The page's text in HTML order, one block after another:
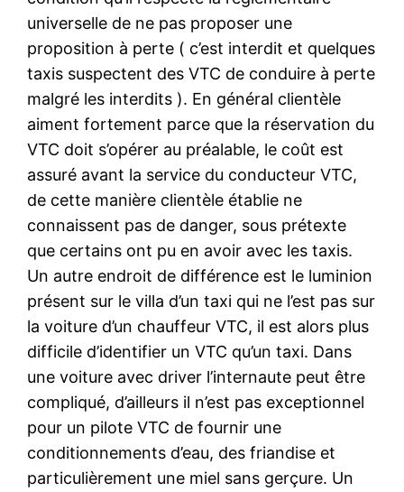
universelle de ne pas proposer une
proposition à perte ( c’est interdit et quelques
taxis suspectent des VTC de conduire à perte
malgré les interdits ). En général clientèle
aiment fortement parce que la réservation du
VTC doit s’opérer au préalable, le coût est
assuré avant la service du conducteur VTC,
de cette manière clientèle établie ne
connaissent pas de danger, sous prétexte
que certains ont pu en avoir avec les taxis.
Un autre endroit de différence est le luminion
présent sur le villa d’un taxi qui ne l’est pas sur
la voiture d’un chauffeur VTC, il est alors plus
difficile d’identifier un VTC qu’un taxi. Dans
une voiture avec driver l’internaute peut être
compliqué, d’ailleurs il n’est pas exceptionnel
pour un pilote VTC de fournir une
conditionnements d’eau, des friandise et
particulièrement une miel sans gerçure. Un